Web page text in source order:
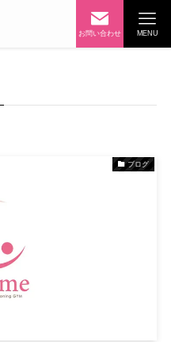
お問い合わせ MENU
ブログ